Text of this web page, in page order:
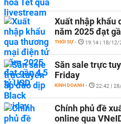
Xuất nhập khẩu
năm 2025 đạt
THỜI SỰ - 19:14 | 18/12/
Săn sale trực
Friday
KINH DOANH - 22:42 |
Chính phủ đề
online qua